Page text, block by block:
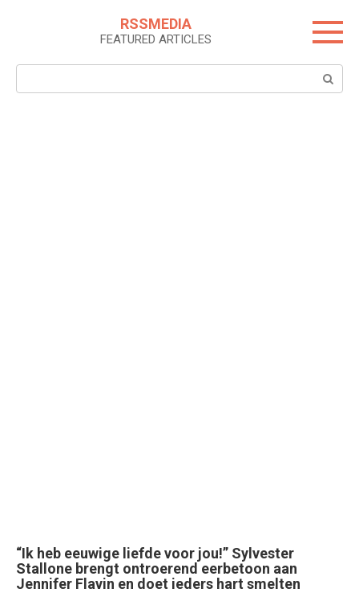
RSSMEDIA
FEATURED ARTICLES
Search:
“Ik heb eeuwige liefde voor jou!” Sylvester
Stallone brengt ontroerend eerbetoon aan
Jennifer Flavin en doet ieders hart smelten